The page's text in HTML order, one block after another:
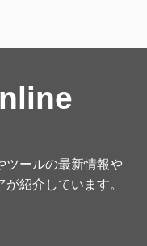
ツールの最新情報や
紹介しています。